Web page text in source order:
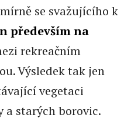
se svažujícího k
především na
rekreačním
Výsledek tak jen
vegetaci
a starých borovic.